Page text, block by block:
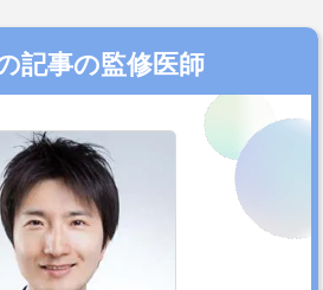
記事の監修医師